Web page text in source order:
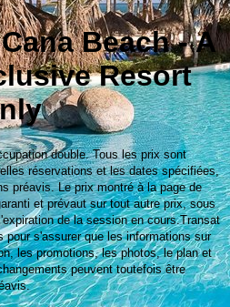
Beach - A
Resort
double. Tous les prix sont
réservations et les dates spécifiées,
préavis. Le prix montré à la page de
et prévaut sur tout autre prix, sous
de la session en cours.Transat
s'assurer que les informations sur
les promotions, les photos, le plan et
peuvent toutefois être